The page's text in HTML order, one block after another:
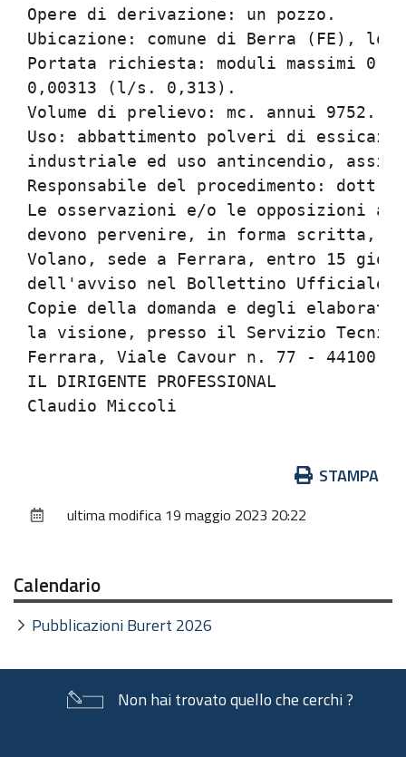
Opere di derivazione: un pozzo.
Ubicazione: comune di Berra (FE),
Portata richiesta: moduli massimi
0,00313 (l/s. 0,313).
Volume di prelievo: mc. annui 9752.
Uso: abbattimento polveri di
industriale ed uso antincendio,
Responsabile del procedimento: dott.
Le osservazioni e/o le opposizioni
devono pervenire, in forma scritta,
Volano, sede a Ferrara, entro 15
dell'avviso nel Bollettino Ufficiale
Copie della domanda e degli
la visione, presso il Servizio
Ferrara, Viale Cavour n. 77 - 44100
IL DIRIGENTE PROFESSIONAL
documento
STAMPA
ultima modifica 19 maggio 2023 20:22
Calendario
Pubblicazioni Burert 2026
Non hai trovato quello che cerchi ?